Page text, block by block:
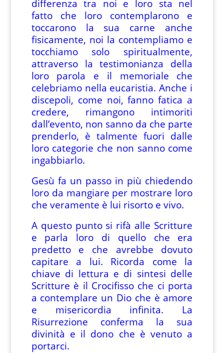
differenza tra noi e loro sta nel
fatto che loro contemplarono e
toccarono la sua carne anche
fisicamente, noi la contempliamo e
tocchiamo solo spiritualmente,
attraverso la testimonianza della
loro parola e il memoriale che
celebriamo nella eucaristia. Anche i
discepoli, come noi, fanno fatica a
credere, rimangono intimoriti
dall’evento, non sanno da che parte
prenderlo, è talmente fuori dalle
loro categorie che non sanno come
ingabbiarlo.
Gesù fa un passo in più chiedendo
loro da mangiare per mostrare loro
che veramente è lui risorto e vivo.
A questo punto si rifà alle Scritture
e parla loro di quello che era
predetto e che avrebbe dovuto
capitare a lui. Ricorda come la
chiave di lettura e di sintesi delle
Scritture è il Crocifisso che ci porta
a contemplare un Dio che è amore
e misericordia infinita. La
Risurrezione conferma la sua
divinità e il dono che è venuto a
portarci.